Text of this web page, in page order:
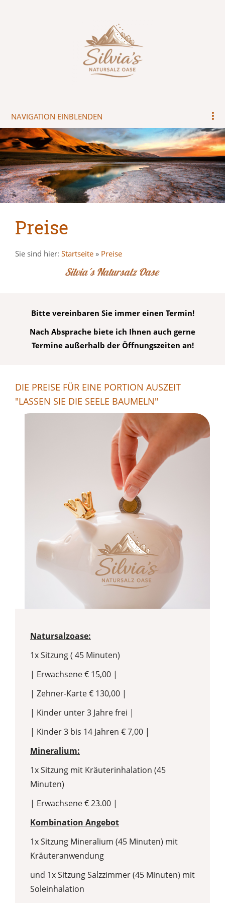
NAVIGATION EINBLENDEN
Preise
Sie sind hier: Startseite » Preise
Silvia´s Natursalz Oase
Bitte vereinbaren Sie immer einen Termin!
Nach Absprache biete ich Ihnen auch gerne
Termine außerhalb der Öffnungszeiten an!
DIE PREISE FÜR EINE PORTION AUSZEIT
"LASSEN SIE DIE SEELE BAUMELN"
Natursalzoase:
1x Sitzung ( 45 Minuten)
| Erwachsene € 15,00 |
| Zehner-Karte € 130,00 |
| Kinder unter 3 Jahre frei |
| Kinder 3 bis 14 Jahren € 7,00 |
Mineralium:
1x Sitzung mit Kräuterinhalation (45
Minuten)
| Erwachsene € 23.00 |
Kombination Angebot
1x Sitzung Mineralium (45 Minuten) mit
Kräuteranwendung
und 1x Sitzung Salzzimmer (45 Minuten) mit
Soleinhalation